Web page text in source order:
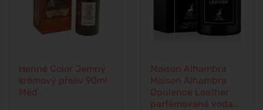
Henné Color Jemný
krémový přeliv 90ml
Měď
Maison Alhambra
Maison Alhambra
Opulence Leather
parfémovaná voda